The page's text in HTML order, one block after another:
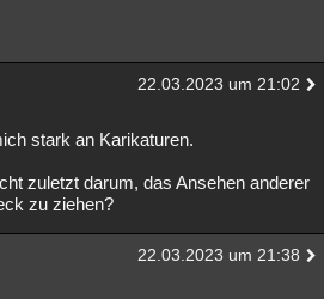
22.03.2023 um 21:02
stark an Karikaturen.
zuletzt darum, das Ansehen anderer
zu ziehen?
22.03.2023 um 21:38